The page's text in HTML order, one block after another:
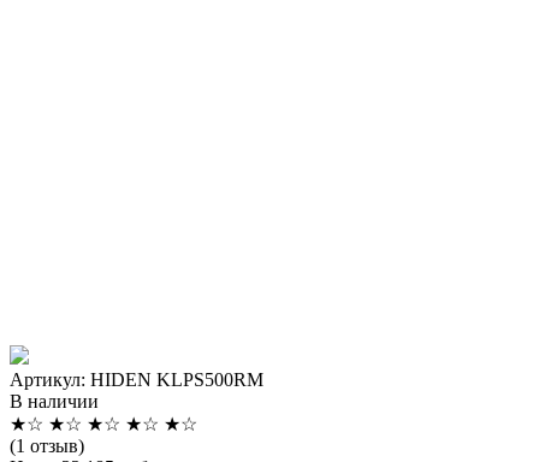
Артикул: HIDEN KLPS500RM
В наличии
★☆ ★☆ ★☆ ★☆ ★☆
(1 отзыв)